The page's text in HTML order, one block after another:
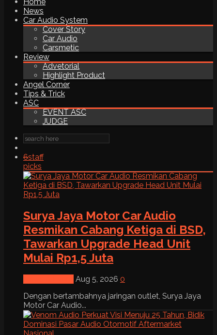
News
Car Audio System
Cover Story
Car Audio
Carsmetic
Review
Advetorial
Highlight Product
Angel Corner
Tips & Trick
ASC
EVENT ASC
JUDGE
6staff
picks
Surya Jaya Motor Car Audio
Resmikan Cabang Ketiga di BSD,
Tawarkan Upgrade Head Unit
Mulai Rp1,5 Juta
Aug 5, 2026 0
Dengan bertambahnya jaringan outlet, Surya Jaya
Motor Car Audio...